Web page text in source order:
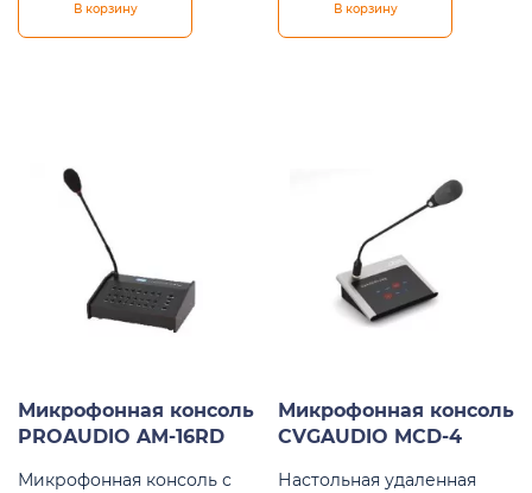
В корзину В корзину
Микрофонная консоль
PROAUDIO AM-16RD
Микрофонная консоль с
Микрофонная консоль
CVGAUDIO MCD-4
Настольная удаленная